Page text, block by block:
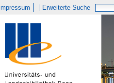
Impressum Erweiterte Suche